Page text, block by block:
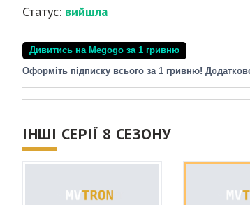
Статус: вийшла
Дивитись на Megogo за 1 гривню
Оформіть підписку всього за 1 гривню!
ІНШІ СЕРІЇ 8 СЕЗОНУ